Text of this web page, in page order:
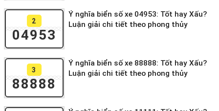
2
04953
Ý nghĩa biển số xe 04953: Tốt hay Xấu?
Luận giải chi tiết theo phong thủy
3
88888
Ý nghĩa biển số xe 88888: Tốt hay Xấu?
Luận giải chi tiết theo phong thủy